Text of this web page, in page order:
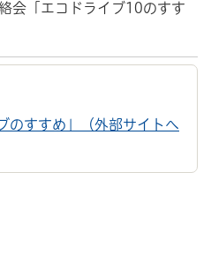
会「エコドライブ10のすす
のすすめ」（外部サイトへ